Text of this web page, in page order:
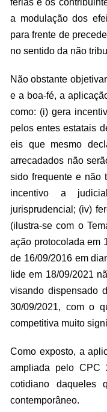
férias e os
a modulação dos
para frente de
no sentido da não
Não obstante
e a boa-fé, a
como: (i) gera
pelos entes estatais
eis que mesmo
arrecadados não
sido frequente e não
incentivo a
jurisprudencial; (iv)
(ilustra-se com o
ação protocolada em
de 16/09/2016 em
lide em 18/09/2021
visando dispensado
30/09/2021, com o
competitiva muito
Como exposto, a
ampliada pelo
cotidiano daqueles
contemporâneo.